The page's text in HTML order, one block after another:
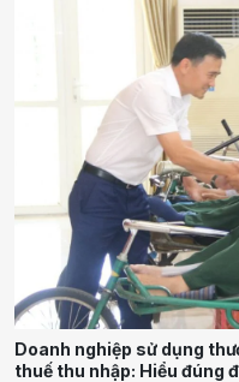
Doanh nghiệp sử dụng
thuế thu nhập: Hiểu đúng